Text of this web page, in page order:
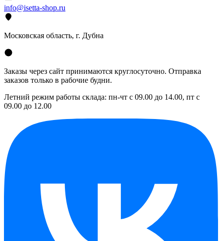
info@isetta-shop.ru
Московская область, г. Дубна
Заказы через сайт принимаются круглосуточно. Отправка
заказов только в рабочие будни.
Летний режим работы склада: пн-чт с 09.00 до 14.00, пт с
09.00 до 12.00